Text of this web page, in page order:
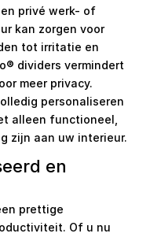
privé werk- of
kan zorgen voor
tot irritatie en
dividers vermindert
meer privacy.
personaliseren
alleen functioneel,
zijn aan uw interieur.
en
prettige
Of u nu